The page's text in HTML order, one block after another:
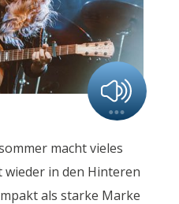
macht vieles
wieder in den Hinteren
als starke Marke